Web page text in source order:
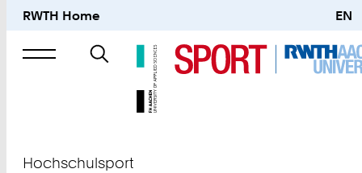
RWTH Home EN
Suche
nach
Hochschulsport